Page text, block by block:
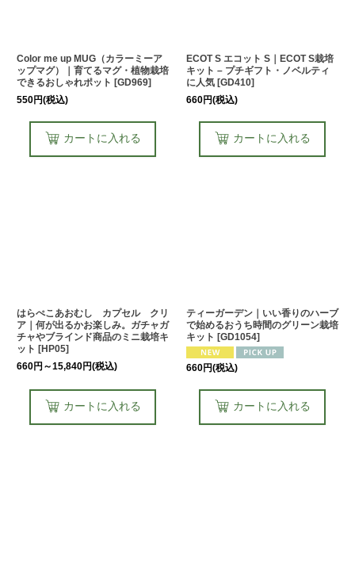
Color me up MUG（カラーミーア
ップマグ）｜育てるマグ・植物栽培
できるおしゃれポット [GD969]
550円(税込)
カートに入れる
ECOT S エコット S｜ECOT S栽培
キット – プチギフト・ノベルティ
に人気 [GD410]
660円(税込)
カートに入れる
はらぺこあおむし カプセル クリ
ア｜何が出るかお楽しみ。ガチャガ
チャやブラインド商品のミニ栽培キ
ット [HP05]
660円 ～15,840円(税込)
カートに入れる
ティーガーデン｜いい香りのハーブ
で始めるおうち時間のグリーン栽培
キット [GD1054]
660円(税込)
カートに入れる